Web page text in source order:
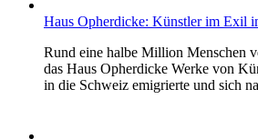
Haus Opherdicke: Künstler im Exil
Rund eine halbe Million Menschen
das Haus Opherdicke Werke von
in die Schweiz emigrierte und sich